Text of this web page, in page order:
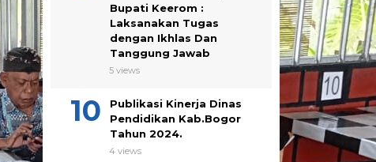
Bupati Keerom :
Laksanakan Tugas
dengan Ikhlas Dan
Tanggung Jawab
5 views
Publikasi Kinerja Dinas
Pendidikan Kab.Bogor
Tahun 2024.
4 views